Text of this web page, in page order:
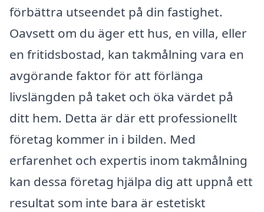
förbättra utseendet på din fastighet.
Oavsett om du äger ett hus, en villa, eller
en fritidsbostad, kan takmålning vara en
avgörande faktor för att förlänga
livslängden på taket och öka värdet på
ditt hem. Detta är där ett professionellt
företag kommer in i bilden. Med
erfarenhet och expertis inom takmålning
kan dessa företag hjälpa dig att uppnå ett
resultat som inte bara är estetiskt